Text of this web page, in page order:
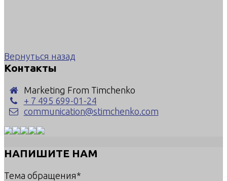
Вернуться назад
Контакты
Marketing From Timchenko
+ 7 495 699-01-24
communication@stimchenko.com
НАПИШИТЕ НАМ
Тема обращения*